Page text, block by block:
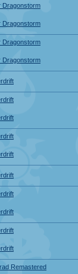
Dragonstorm
Dragonstorm
Dragonstorm
Dragonstorm
Remastered